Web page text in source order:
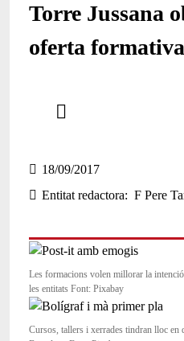
Torre Jussana
oferta formativa
18/09/2017
Entitat redactora
F Pere
Les formacions volen millorar la
les entitats Font: Pixabay
Cursos, tallers i xerrades tindran lloc en